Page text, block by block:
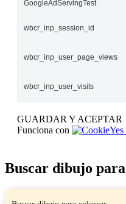
GoogleAdServingTest
wbcr_inp_session_id
wbcr_inp_user_page_views
wbcr_inp_user_visits
GUARDAR Y ACEPTAR
Funciona con
Buscar dibujo